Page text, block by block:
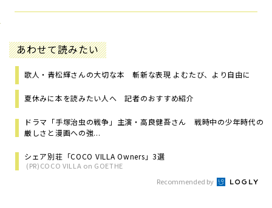
あわせて読みたい
歌人・青松輝さんの大切な本 斬新な表現 よむたび、より自由に
夏休みに本を読みたい人へ 記者のおすすめ紹介
ドラマ「手塚治虫の戦争」主演・高良健吾さん 戦時中の少年時代の
厳しさと漫画への強...
シェア別荘「COCO VILLA Owners」3選
(PR)COCO VILLA on GOETHE
Recommended by